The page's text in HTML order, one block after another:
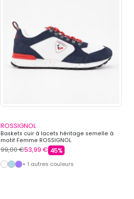
ROSSIGNOL
Baskets cuir à lacets héritage semelle à
motif Femme ROSSIGNOL
99,00 €53,99 € 45%
+ 1 autres couleurs